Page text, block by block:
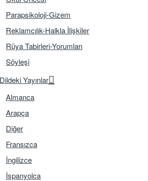
Parapsikoloji-Gizem
Reklamcılık-Halkla İlişkiler
Rüya Tabirleri-Yorumları
Söyleşi
Yayınlar
Almanca
Arapça
Diğer
Fransızca
İngilizce
İspanyolca